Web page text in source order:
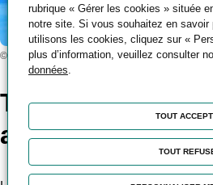
© Crédit photo : Canva
Technicien
accessible dès
rubrique « Gérer les cookies » située
notre site. Si vous souhaitez en savoir
utilisons les cookies, cliquez sur «
plus d’information, veuillez consulter
données.
TOUT
TOUT